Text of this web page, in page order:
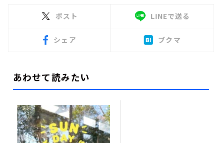
ポスト LINEで送る
シェア ブクマ
あわせて読みたい